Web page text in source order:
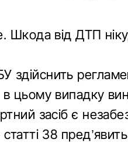
від ДТП
цьому випадку
засіб є
38